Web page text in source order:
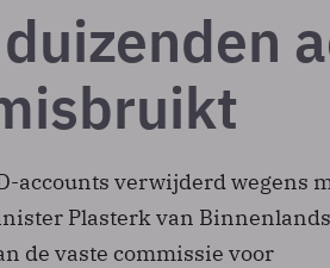
accounts verwijderd wegens
Plasterk van
de vaste commissie voor